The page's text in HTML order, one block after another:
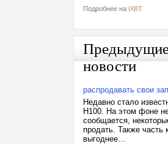
Подробнее на iXBT
новости
распродавать свои
Недавно стало
H100. На этом фоне
сообщается,
продать. Также
выгоднее...